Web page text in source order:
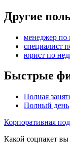
Другие
менеджер по
специалист
юрист по
Быстрые
Полная
Полный день
Корпоративная
Какой соцпакет